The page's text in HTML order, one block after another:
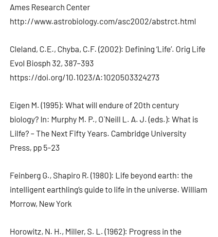
Ames Research Center
http://www.astrobiology.com/asc2002/abstrct.html
Cleland, C.E., Chyba, C.F. (2002): Defining ‘Life’. Orig Life
Evol Biosph 32, 387–393
https://doi.org/10.1023/A:1020503324273
Eigen M. (1995): What will endure of 20th century
biology? In: Murphy M. P., O`Neill L. A. J. (eds.): What is
Lilfe? – The Next Fifty Years. Cambridge University
Press, pp 5-23
Feinberg G., Shapiro R. (1980): Life beyond earth: the
intelligent earthling’s guide to life in the universe. William
Morrow, New York
Horowitz, N. H., Miller, S. L. (1962): Progress in the